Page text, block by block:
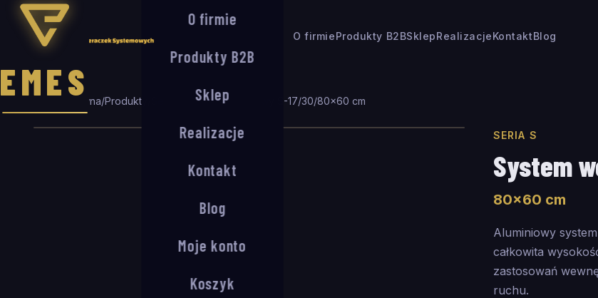
EMES
O firmieProdukty B2BSklepRealizacjeKontaktBlog
O firmie
Produkty B2B
Sklep
Realizacje
Kontakt
Blog
Moje konto
Koszyk
Strona główna/Produkty System wejściowy S-17/30/80×60 cm
SERIA S
System
80×60 cm
Aluminiowy
całkowita
zastosowań
ruchu.